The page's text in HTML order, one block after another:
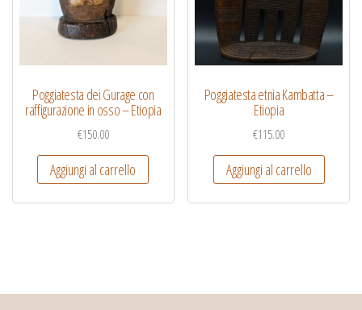
Poggiatesta dei Gurage con
raffigurazione in osso – Etiopia
€150.00
Aggiungi al carrello
Poggiatesta etnia Kambatta –
Etiopia
€115.00
Aggiungi al carrello